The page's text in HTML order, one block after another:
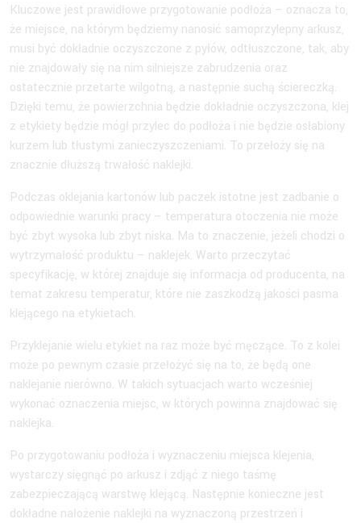
Kluczowe jest prawidłowe przygotowanie podłoża – oznacza to,
że miejsce, na którym będziemy nanosić samoprzylepny arkusz,
musi być dokładnie oczyszczone z pyłów, odtłuszczone, tak, aby
nie znajdowały się na nim silniejsze zabrudzenia oraz
ostatecznie przetarte wilgotną, a następnie suchą ściereczką.
Dzięki temu, że powierzchnia będzie dokładnie oczyszczona, klej
z etykiety będzie mógł przylec do podłoża i nie będzie osłabiony
kurzem lub tłustymi zanieczyszczeniami. To przełoży się na
znacznie dłuższą trwałość naklejki.
Podczas oklejania kartonów lub paczek istotne jest zadbanie o
odpowiednie warunki pracy – temperatura otoczenia nie może
być zbyt wysoka lub zbyt niska. Ma to znaczenie, jeżeli chodzi o
wytrzymałość produktu – naklejek. Warto przeczytać
specyfikację, w której znajduje się informacja od producenta, na
temat zakresu temperatur, które nie zaszkodzą jakości pasma
klejącego na etykietach.
Przyklejanie wielu etykiet na raz może być męczące. To z kolei
może po pewnym czasie przełożyć się na to, że będą one
naklejanie nierówno. W takich sytuacjach warto wcześniej
wykonać oznaczenia miejsc, w których powinna znajdować się
naklejka.
Po przygotowaniu podłoża i wyznaczeniu miejsca klejenia,
wystarczy sięgnąć po arkusz i zdjąć z niego taśmę
zabezpieczającą warstwę klejącą. Następnie konieczne jest
dokładne nałożenie naklejki na wyznaczoną przestrzeń i